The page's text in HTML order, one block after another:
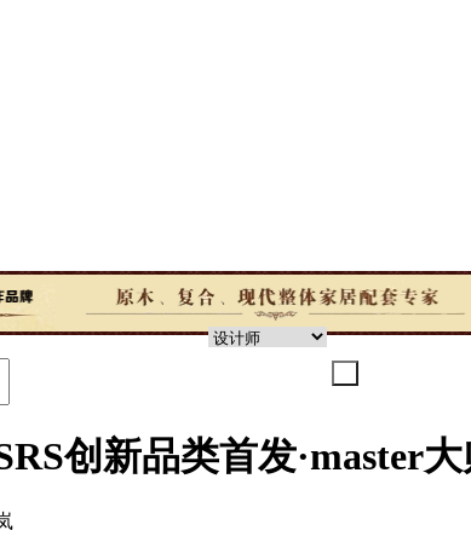
创新品类首发·master